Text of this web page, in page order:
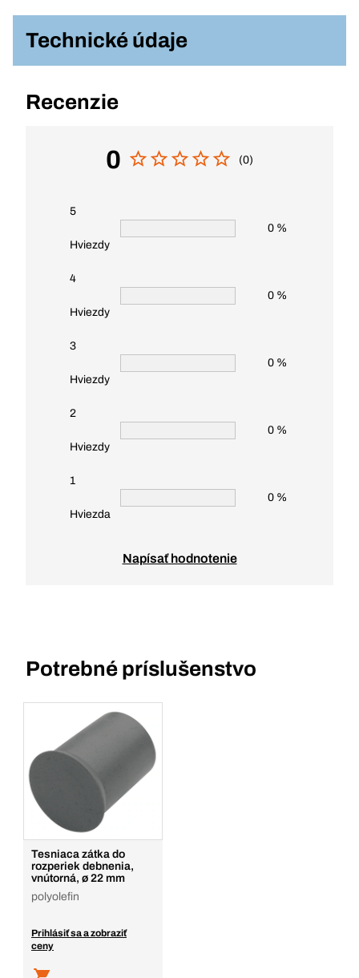
Technické údaje
Recenzie
0 (0)
5
Hviezdy
0 %
4
Hviezdy
0 %
3
Hviezdy
0 %
2
Hviezdy
0 %
1
Hviezda
0 %
Napísať hodnotenie
Potrebné príslušenstvo
Tesniaca zátka do
rozperiek debnenia,
vnútorná, ø 22 mm
polyolefin
Prihlásiť sa a zobraziť
ceny